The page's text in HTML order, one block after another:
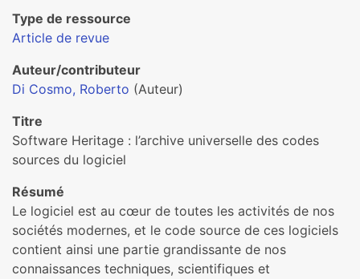
Type de ressource
Article de revue
Auteur/contributeur
Di Cosmo, Roberto (Auteur)
Titre
Software Heritage : l’archive universelle des codes
sources du logiciel
Résumé
Le logiciel est au cœur de toutes les activités de nos
sociétés modernes, et le code source de ces logiciels
contient ainsi une partie grandissante de nos
connaissances techniques, scientifiques et